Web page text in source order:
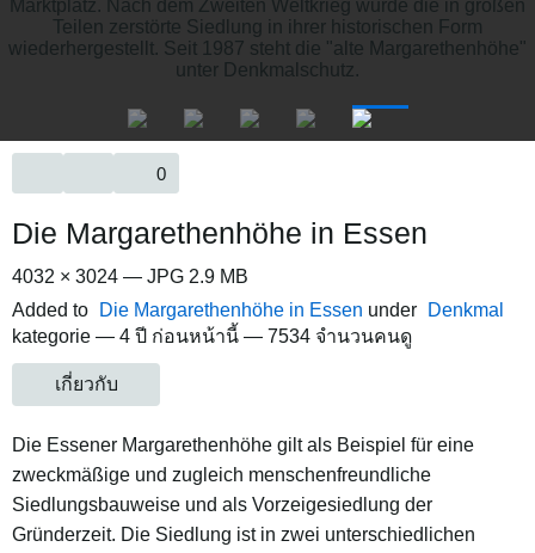
0
Die Margarethenhöhe in Essen
4032 × 3024 — JPG 2.9 MB
Added to
Die Margarethenhöhe in Essen under
Denkmal
kategorie — 4 ปี ก่อนหน้านี้ — 7534 จำนวนคนดู
เกี่ยวกับ
Die Essener Margarethenhöhe gilt als Beispiel für eine
zweckmäßige und zugleich menschenfreundliche
Siedlungsbauweise und als Vorzeigesiedlung der
Gründerzeit. Die Siedlung ist in zwei unterschiedlichen